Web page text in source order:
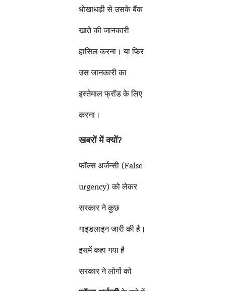
धोखाधड़ी से उसके बैंक
खाते की जानकारी
हासिल करना। या फिर
उस जानकारी का
इस्तेमाल फ्रॉड के लिए
करना।
खबरों में क्यों?
फॉल्स अर्जन्सी (False
urgency) को लेकर
सरकार ने कुछ
गाइडलाइन जारी की है।
इसमें कहा गया है
सरकार ने लोगों को